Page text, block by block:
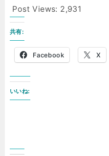
Post Views: 2,931
共有:
Facebook X
いいね: